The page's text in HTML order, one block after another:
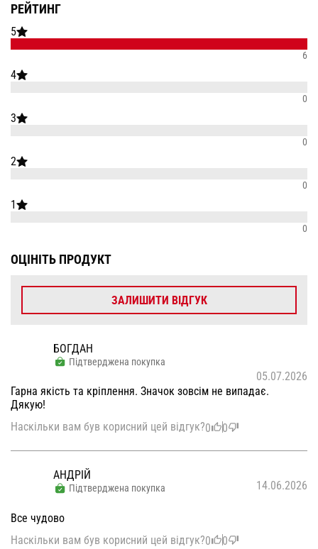
РЕЙТИНГ
5
6
4
0
3
0
2
0
1
0
ОЦІНІТЬ ПРОДУКТ
ЗАЛИШИТИ ВІДГУК
БОГДАН
Підтверджена покупка
05.07.2026
Гарна якість та кріплення. Значок зовсім не випадає.
Дякую!
Наскільки вам був корисний цей відгук?0 0
АНДРІЙ
Підтверджена покупка 14.06.2026
Все чудово
Наскільки вам був корисний цей відгук?0 0